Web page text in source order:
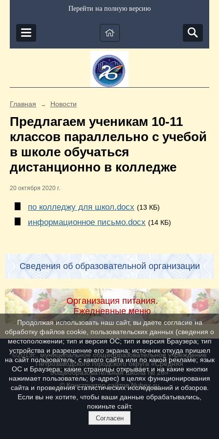
Перейти на полную версию
Главная → Новости
Предлагаем ученикам 10-11
классов параллельно с учебой
в школе обучаться
дистанционно в колледже
20 октября 2020 г.
по колледжу для школ.docx (13 КБ)
информационное письмо.docx (14 КБ)
Сведения об образовательной организации
Организация питания.
Ежедневные меню
©2019г., муниципальное общеобразовательное учреждение
Петрозаводского городского округа «Средняя
общеобразовательная школа № 26»
© Конструктор сайтовNubex.ru
Продолжая использовать наш сайт, вы даете согласие на
обработку файлов cookie, пользовательских данных (сведения о
местоположении; тип и версия ОС; тип и версия Браузера; тип
устройства и разрешение его экрана; источник откуда пришел
на сайт пользователь; с какого сайта или по какой рекламе; язык
ОС и Браузера; какие страницы открывает и на какие кнопки
нажимает пользователь; ip-адрес) в целях функционирования
сайта и проведения статистических исследований и обзоров.
Если вы не хотите, чтобы ваши данные обрабатывались,
покиньте сайт.
Согласен